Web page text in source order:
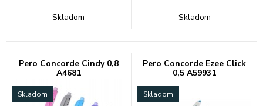
Skladom Skladom
Pero Concorde Cindy 0,8
A4681
Skladom
Pero Concorde Ezee Click
0,5 A59931
Skladom